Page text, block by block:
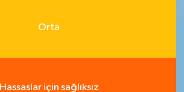
Orta
Hassaslar için sağlıksız